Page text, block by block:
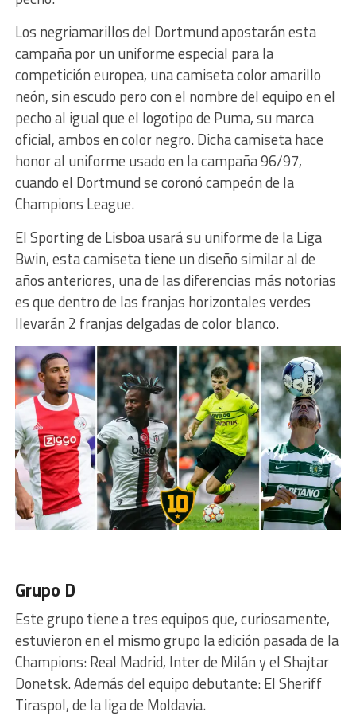
Los negriamarillos del Dortmund apostarán esta
campaña por un uniforme especial para la
competición europea, una camiseta color amarillo
neón, sin escudo pero con el nombre del equipo en el
pecho al igual que el logotipo de Puma, su marca
oficial, ambos en color negro. Dicha camiseta hace
honor al uniforme usado en la campaña 96/97,
cuando el Dortmund se coronó campeón de la
Champions League.
El Sporting de Lisboa usará su uniforme de la Liga
Bwin, esta camiseta tiene un diseño similar al de
años anteriores, una de las diferencias más notorias
es que dentro de las franjas horizontales verdes
llevarán 2 franjas delgadas de color blanco.
Grupo D
Este grupo tiene a tres equipos que, curiosamente,
estuvieron en el mismo grupo la edición pasada de la
Champions: Real Madrid, Inter de Milán y el Shajtar
Donetsk. Además del equipo debutante: El Sheriff
Tiraspol, de la liga de Moldavia.